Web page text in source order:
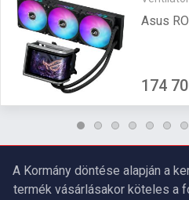
Asus
174
A Kormány döntése alapján a
termék vásárlásakor köteles a